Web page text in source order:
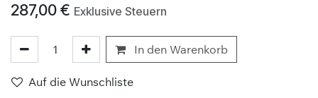
287,00€ Exklusive Steuern
In den Warenkorb
Auf die Wunschliste